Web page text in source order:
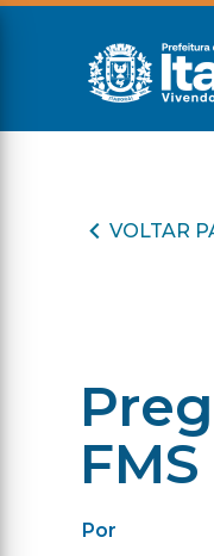
VOLTAR
FMS
Por